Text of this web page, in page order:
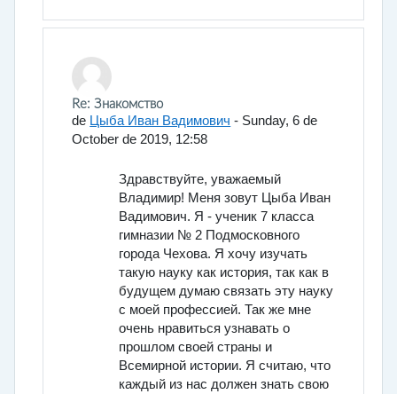
En respuesta a Богданов Владимир Павлович
Re: Знакомство
de Цыба Иван Вадимович - Sunday, 6 de
October de 2019, 12:58
Здравствуйте, уважаемый
Владимир! Меня зовут Цыба Иван
Вадимович. Я - ученик 7 класса
гимназии № 2 Подмосковного
города Чехова. Я хочу изучать
такую науку как история, так как в
будущем думаю связать эту науку
с моей профессией. Так же мне
очень нравиться узнавать о
прошлом своей страны и
Всемирной истории. Я считаю, что
каждый из нас должен знать свою